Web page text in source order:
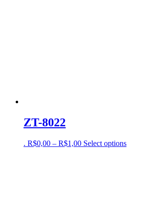
ZT-8022
. R$0,00 – R$1,00 Select options